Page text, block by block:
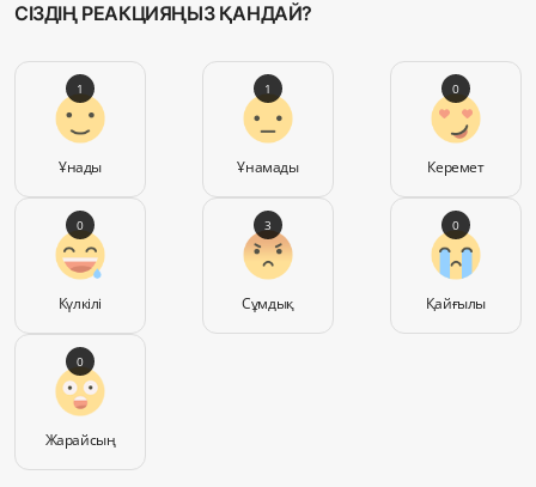
СІЗДІҢ РЕАКЦИЯҢЫЗ ҚАНДАЙ?
Ұнады
1
Ұнамады
1
Керемет
0
Күлкілі
0
Сұмдық
3
Қайғылы
0
Жарайсың
0